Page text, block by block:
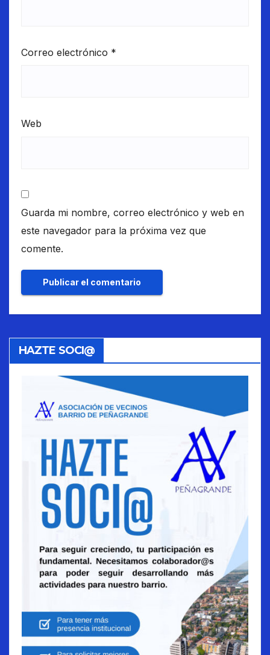
Correo electrónico *
Web
Guarda mi nombre, correo electrónico y web en
este navegador para la próxima vez que
comente.
HAZTE SOCI@